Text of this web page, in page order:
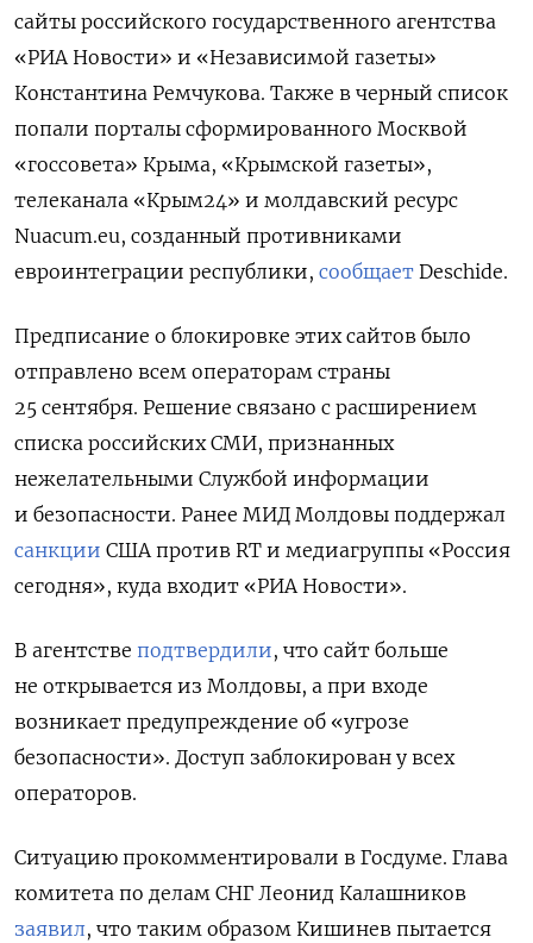
сайты российского государственного агентства
«РИА Новости» и «Независимой газеты»
Константина Ремчукова. Также в черный список
попали порталы сформированного Москвой
«госсовета» Крыма, «Крымской газеты»,
телеканала «Крым24» и молдавский ресурс
Nuacum.eu, созданный противниками
евроинтеграции республики, сообщает Deschide.
Предписание о блокировке этих сайтов было
отправлено всем операторам страны
25 сентября. Решение связано с расширением
списка российских СМИ, признанных
нежелательными Службой информации
и безопасности. Ранее МИД Молдовы поддержал
санкции США против RT и медиагруппы «Россия
сегодня», куда входит «РИА Новости».
В агентстве подтвердили, что сайт больше
не открывается из Молдовы, а при входе
возникает предупреждение об «угрозе
безопасности». Доступ заблокирован у всех
операторов.
Ситуацию прокомментировали в Госдуме. Глава
комитета по делам СНГ Леонид Калашников
заявил, что таким образом Кишинев пытается